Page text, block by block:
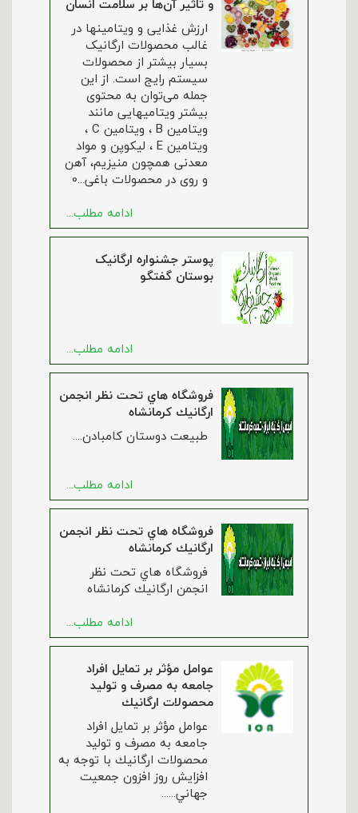
ارزش غذایی و ویتامینها در
غالب محصولات ارگانیک
بسیار بیشتر از محصولات
سیستم رایج است. از این
جمله می‌توان به محتوی
بیشتر ویتامیهایی مانند
ویتامین B ، ویتامین C ،
ویتامین E ، لیکوپن و مواد
معدنی همچون منیزیم، آهن
و روی در محصولات باغی...0
ادامه مطلب...
پوستر جشنواره ارگانیک
بوستان گفتگو
ادامه مطلب...
فروشگاه هاي تحت نظر انجمن
ارگانيك كرمانشاه
طبيعت دوستان كامبادن....
ادامه مطلب...
فروشگاه هاي تحت نظر انجمن
ارگانيك كرمانشاه
فروشگاه هاي تحت نظر
انجمن ارگانيك كرمانشاه
ادامه مطلب...
عوامل مؤثر بر تمايل افراد
جامعه به مصرف و توليد
محصولات ارگانيك
عوامل مؤثر بر تمايل افراد
جامعه به مصرف و توليد
محصولات ارگانيك با توجه به
افزايش روز افزون جمعيت
جهاني......